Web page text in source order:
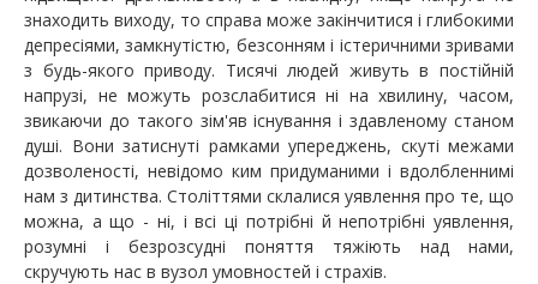
знаходить виходу, то справа може закінчитися і глибокими
депресіями, замкнутістю, безсонням і істеричними зривами
з будь-якого приводу. Тисячі людей живуть в постійній
напрузі, не можуть розслабитися ні на хвилину, часом,
звикаючи до такого зім'яв існування і здавленому станом
душі. Вони затиснуті рамками упереджень, скуті межами
дозволеності, невідомо ким придуманими і вдолбленнимі
нам з дитинства. Століттями склалися уявлення про те, що
можна, а що - ні, і всі ці потрібні й непотрібні уявлення,
розумні і безрозсудні поняття тяжіють над нами,
скручують нас в вузол умовностей і страхів.